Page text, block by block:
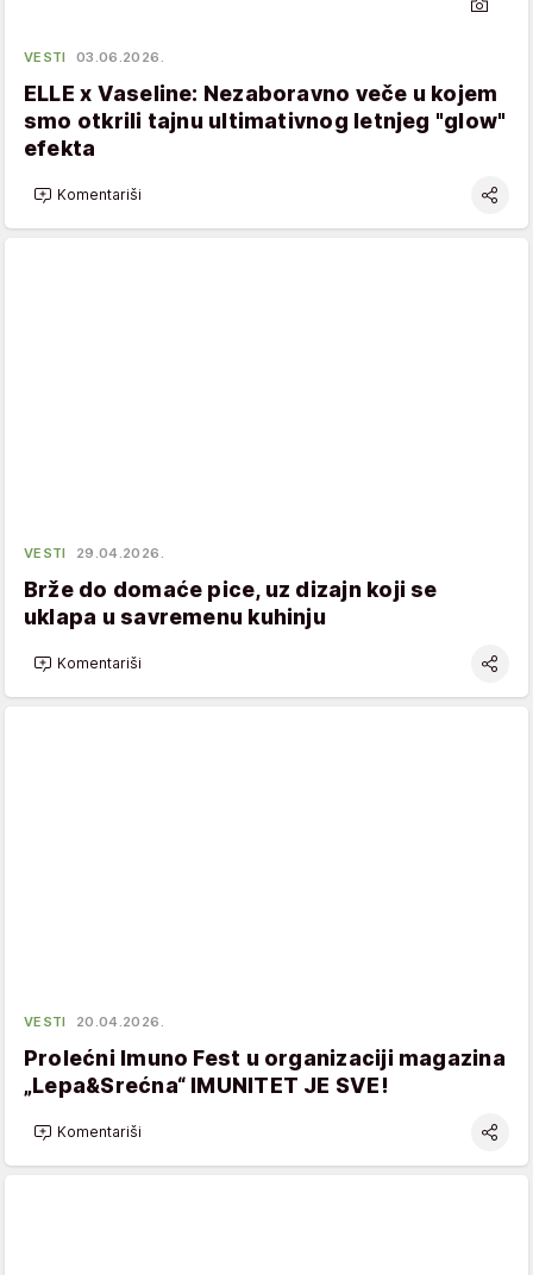
VESTI 03.06.2026.
ELLE x Vaseline: Nezaboravno veče u kojem
smo otkrili tajnu ultimativnog letnjeg "glow"
efekta
Komentariši
VESTI 29.04.2026.
Brže do domaće pice, uz dizajn koji se
uklapa u savremenu kuhinju
Komentariši
VESTI 20.04.2026.
Prolećni Imuno Fest u organizaciji magazina
„Lepa&Srećna“ IMUNITET JE SVE!
Komentariši